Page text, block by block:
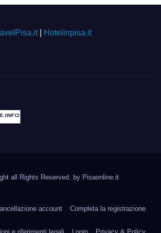
| Hotelinpisa.it
all Rights Reserved. by Pisaonline.it
account Completa la registrazione